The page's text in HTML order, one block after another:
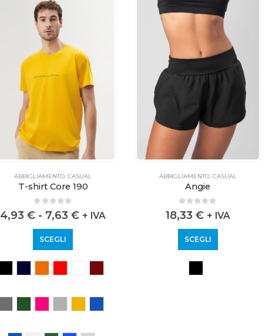
ABBIGLIAMENTO,CASUAL
T-shirt Core 190
0 out of 5
4,93€ - 7,63€ + IVA
SCEGLI
ABBIGLIAMENTO, CASUAL
Angie
0out of 5
18,33 € + IVA
SCEGLI